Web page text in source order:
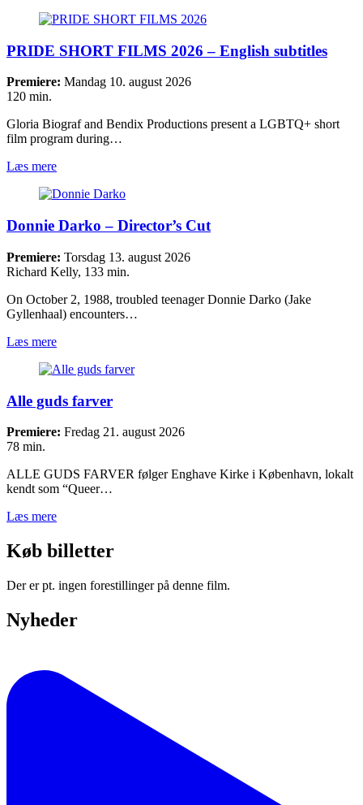
PRIDE SHORT FILMS 2026 – English subtitles
Premiere: Mandag 10. august 2026
120 min.
Gloria Biograf and Bendix Productions present a LGBTQ+ short
film program during…
Læs mere
Donnie Darko – Director’s Cut
Premiere: Torsdag 13. august 2026
Richard Kelly, 133 min.
On October 2, 1988, troubled teenager Donnie Darko (Jake
Gyllenhaal) encounters…
Læs mere
Alle guds farver
Premiere: Fredag 21. august 2026
78 min.
ALLE GUDS FARVER følger Enghave Kirke i København, lokalt
kendt som “Queer…
Læs mere
Køb billetter
Der er pt. ingen forestillinger på denne film.
Nyheder